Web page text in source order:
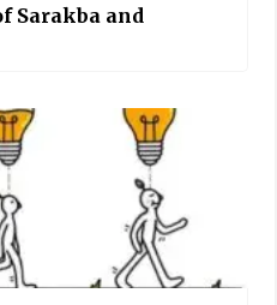
Sarakba and